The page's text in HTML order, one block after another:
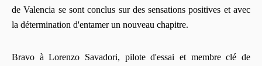
de Valencia se sont conclus sur des sensations positives et avec
la détermination d'entamer un nouveau chapitre.
Bravo à Lorenzo Savadori, pilote d'essai et membre clé de